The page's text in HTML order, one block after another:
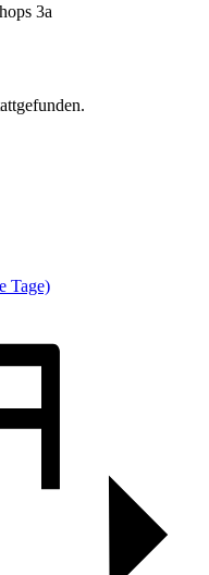
3a
Tage)